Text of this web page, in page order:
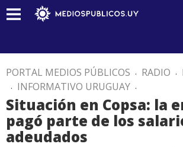
PORTAL MEDIOS PÚBLICOS . RADIO .
. INFORMATIVO URUGUAY .
Situación en Copsa: la
pagó parte de los
adeudados